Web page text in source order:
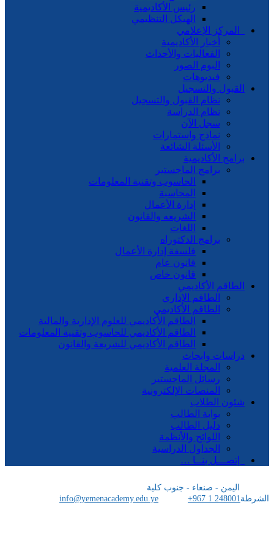
رئيس الأكاديمية
الهيكل التنظيمي
الإعلامي
أخبار الأكاديمية
الفعاليات والأحداث
البوم الصور
فيديوهات
والتسجيل
نظام القبول والتسجيل
نظام الدراسة
سجل الآن
نماذج واستمارات
الأسئلة الشائعة
الأكاديمية
برامج الماجستير
الحاسوب وتقنية المعلومات
المحاسبة
إدارة الأعمال
الشريعه والقانون
برامج الدكتوراه
فلسفة إدارة الأعمال
قانون عام
قانون خاص
الأكاديمي
الطاقم الإداري
الطاقم الأكاديمي
الطاقم الأكاديمي للعلوم الإدارية والمالية
الطاقم الأكاديمي للحاسوب وتقنية المعلومات
الطاقم الأكاديمي للشريعة والقانون
وابحاث
المجلة العلمية
رسائل الماجستير
المنصات الإلكترونية
الطلاب
بوابة الطالب
دليل الطالب
اللوائح والأنظمة
الجداول الدراسية
بنــا …
- صنعاء - جنوب كلية
info@yemenacademy.edu.ye
+967 1